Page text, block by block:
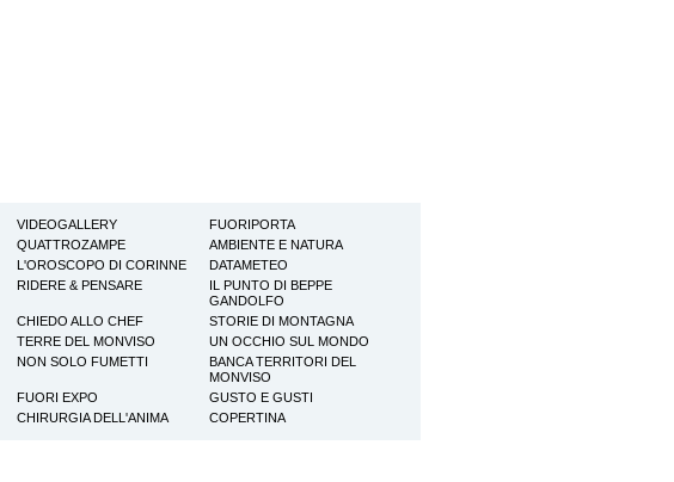
VIDEOGALLERY
FUORIPORTA
QUATTROZAMPE
AMBIENTE E NATURA
L'OROSCOPO DI CORINNE
DATAMETEO
RIDERE & PENSARE
IL PUNTO DI BEPPE
GANDOLFO
CHIEDO ALLO CHEF
STORIE DI MONTAGNA
TERRE DEL MONVISO
UN OCCHIO SUL MONDO
NON SOLO FUMETTI
BANCA TERRITORI DEL
MONVISO
FUORI EXPO
GUSTO E GUSTI
CHIRURGIA DELL'ANIMA
COPERTINA